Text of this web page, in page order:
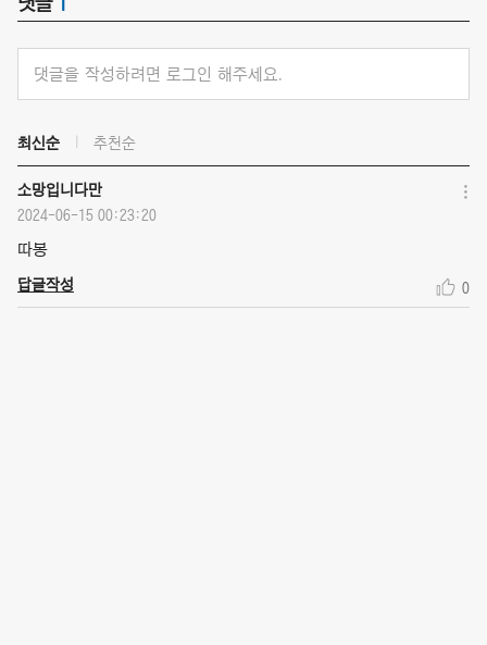
댓글을 작성하려면 로그인 해주세요.
최신순 추천순
소망입니다만
2024-06-15 00:23:20
따봉
답글작성 0